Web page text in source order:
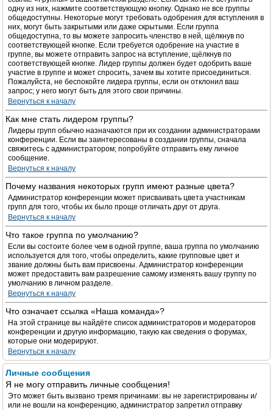
одну из них, нажмите соответствующую кнопку. Однако не все группы
общедоступны. Некоторые могут требовать одобрения для вступления в
них, могут быть закрытыми или даже скрытыми. Если группа
общедоступна, то вы можете запросить членство в ней, щёлкнув по
соответствующей кнопке. Если требуется одобрение на участие в
группе, вы можете отправить запрос на вступление, щёлкнув по
соответствующей кнопке. Лидер группы должен будет одобрить ваше
участие в группе и может спросить, зачем вы хотите присоединиться.
Пожалуйста, не беспокойте лидера группы, если он отклонил ваш
запрос; у него могут быть для этого свои причины.
Вернуться к началу
Как мне стать лидером группы?
Лидеры групп обычно назначаются при их создании администраторами
конференции. Если вы заинтересованы в создании группы, сначала
свяжитесь с администратором; попробуйте отправить ему личное
сообщение.
Вернуться к началу
Почему названия некоторых групп имеют разные цвета?
Администратор конференции может присваивать цвета участникам
групп для того, чтобы их было проще отличать друг от друга.
Вернуться к началу
Что такое группа по умолчанию?
Если вы состоите более чем в одной группе, ваша группа по умолчанию
используется для того, чтобы определить, какие групповые цвет и
звание должны быть вам присвоены. Администратор конференции
может предоставить вам разрешение самому изменять вашу группу по
умолчанию в личном разделе.
Вернуться к началу
Что означает ссылка «Наша команда»?
На этой странице вы найдёте список администраторов и модераторов
конференции и другую информацию, такую как сведения о форумах,
которые они модерируют.
Вернуться к началу
Личные сообщения
Я не могу отправить личные сообщения!
Это может быть вызвано тремя причинами: вы не зарегистрированы и/
или не вошли на конференцию, администратор запретил отправку